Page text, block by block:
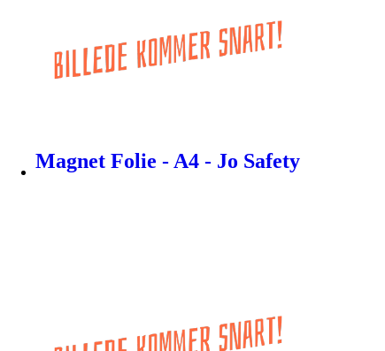
Magnet Folie - A4 - Jo Safety